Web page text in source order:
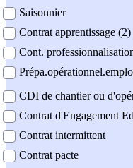
Saisonnier
Contrat apprentissage (2)
Cont.
CDI de chantier ou
Contrat d'Engagement
Contrat intermittent
Contrat pacte